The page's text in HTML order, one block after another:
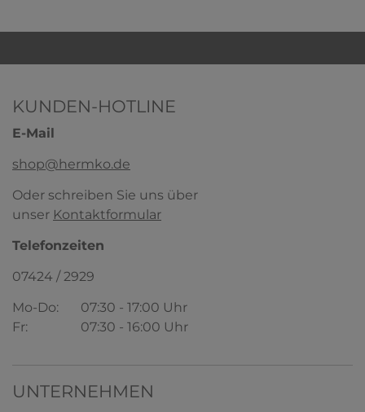
KUNDEN-HOTLINE
E-Mail
shop@hermko.de
Oder schreiben Sie uns über
unser Kontaktformular
Telefonzeiten
07424 / 2929
Mo-Do:
07:30 - 17:00 Uhr
Fr:
07:30 - 16:00 Uhr
UNTERNEHMEN